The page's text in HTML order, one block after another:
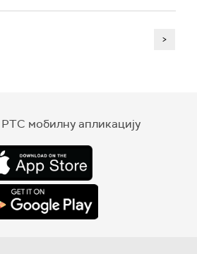
>
мобилну апликацију